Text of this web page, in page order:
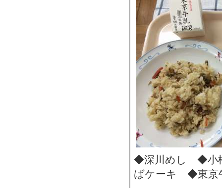
◆深川めし ◆小
ばケーキ ◆東京